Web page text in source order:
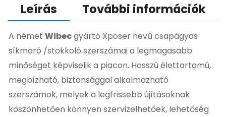
Leírás További információk
A német Wibecgyártó Xposer nevű csapágyas
síkmaró /stokkoló szerszámai a legmagasabb
minőséget képviselik a piacon. Hosszú élettartamú,
megbízható, biztonsággal alkalmazható
szerszámok, melyek a legfrissebb újításoknak
köszönhetően könnyen szervizelhetőek, lehetőség